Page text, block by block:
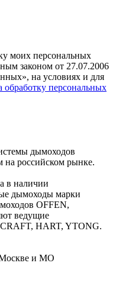
моих персональных
законом от 27.07.2006
на условиях и для
обработку персональных
дымоходов
на российском рынке.
в наличии
дымоходы марки
OFFEN,
ведущие
CRAFT, HART, YTONG.
Москве и МО